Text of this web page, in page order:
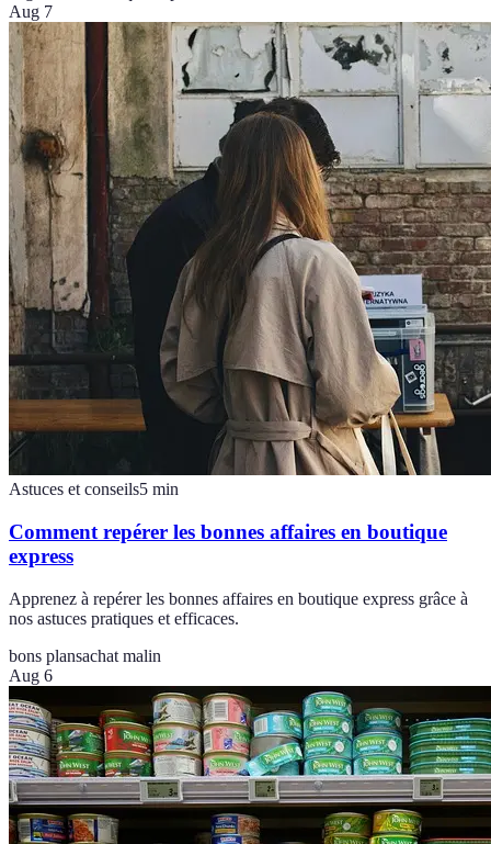
Aug 7
Astuces et conseils5 min
Comment repérer les bonnes affaires en boutique
express
Apprenez à repérer les bonnes affaires en boutique express grâce à
nos astuces pratiques et efficaces.
bons plansachat malin
Aug 6